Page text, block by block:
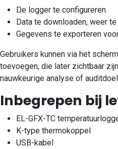
De logger te configureren
Data te downloaden, weer
Gegevens te exporteren
Gebruikers kunnen via het
toevoegen, die later zichtbaar
nauwkeurige analyse of
Inbegrepen bij
EL-GFX-TC
K-type thermokoppel
USB-kabel